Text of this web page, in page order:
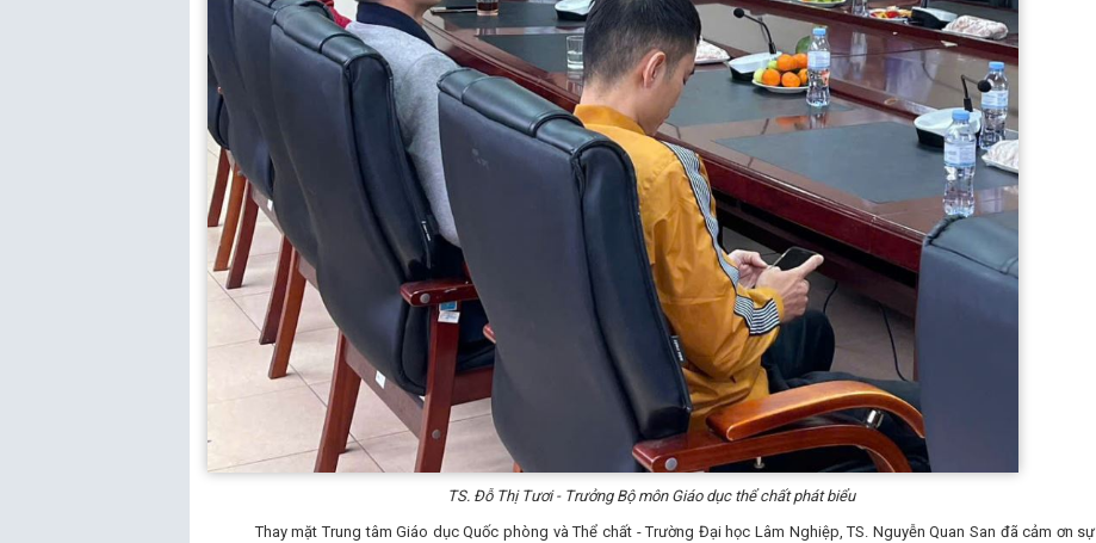
TS. Đỗ Thị Tươi - Trưởng Bộ môn Giáo dục thể chất phát biểu
Thay mặt Trung tâm Giáo dục Quốc phòng và Thể chất - Trường Đại học Lâm Nghiệp, TS. Nguyễn Quan San đã cảm ơn sự